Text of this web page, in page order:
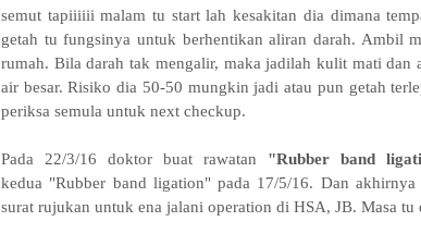
semut tapiiiiii malam tu start lah kesakitan dia dimana
getah tu fungsinya untuk berhentikan aliran darah. Ambil
rumah. Bila darah tak mengalir, maka jadilah kulit mati dan
air besar. Risiko dia 50-50 mungkin jadi atau pun getah
periksa semula untuk next checkup.
Pada 22/3/16 doktor buat rawatan "Rubber band
kedua "Rubber band ligation" pada 17/5/16. Dan
surat rujukan untuk ena jalani operation di HSA, JB. Masa